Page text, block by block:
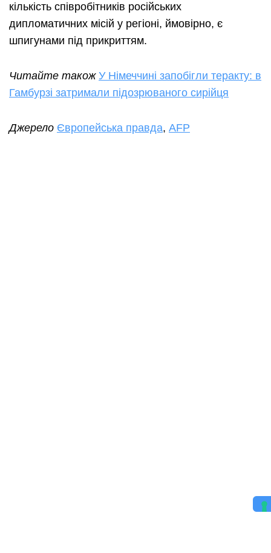
кількість співробітників російських
дипломатичних місій у регіоні, ймовірно, є
шпигунами під прикриттям.
Читайте також У Німеччині запобігли теракту: в
Гамбурзі затримали підозрюваного сирійця
Джерело Європейська правда, AFP